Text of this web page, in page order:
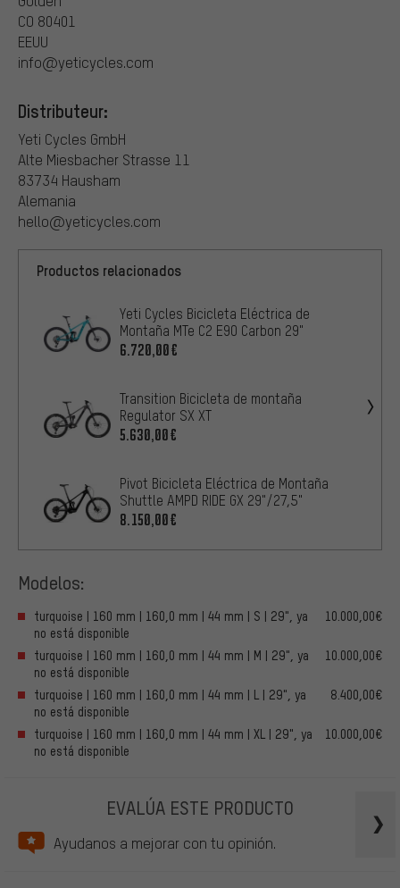
CO 80401
EEUU
info@yeticycles.com
Distributeur:
Yeti Cycles GmbH
Alte Miesbacher Strasse 11
83734 Hausham
Alemania
hello@yeticycles.com
Productos relacionados
Yeti Cycles Bicicleta Eléctrica de
Montaña MTe C2 E90 Carbon 29"
6.720,00€
Transition Bicicleta de montaña
Regulator SX XT
5.630,00€
Pivot Bicicleta Eléctrica de Montaña
Shuttle AMPD RIDE GX 29"/27,5"
8.150,00€
Modelos:
turquoise | 160 mm | 160,0 mm | 44 mm | S | 29", ya
no está disponible
10.000,00€
turquoise | 160 mm | 160,0 mm | 44 mm | M | 29", ya
no está disponible
10.000,00€
turquoise | 160 mm | 160,0 mm | 44 mm | L | 29", ya
no está disponible
8.400,00€
turquoise | 160 mm | 160,0 mm | 44 mm | XL | 29", ya
no está disponible
10.000,00€
EVALÚA ESTE PRODUCTO
Ayudanos a mejorar con tu opinión.